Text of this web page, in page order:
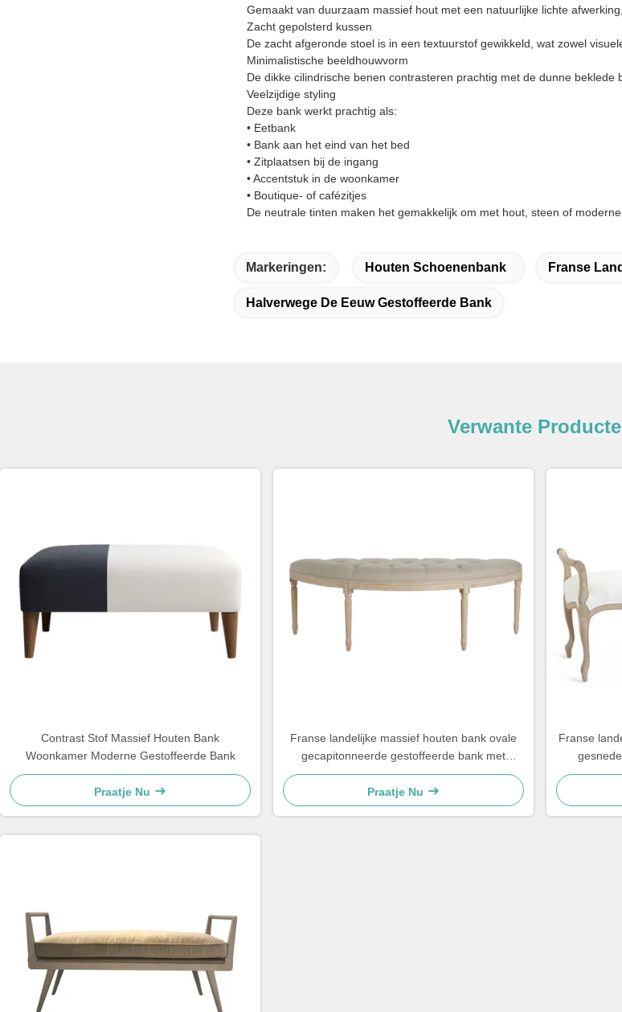
Gemaakt van duurzaam massief hout met een natuurlijke lichte
Zacht gepolsterd kussen
De zacht afgeronde stoel is in een textuurstof gewikkeld, wat zowel
Minimalistische beeldhouwvorm
De dikke cilindrische benen contrasteren prachtig met de dunne
Veelzijdige styling
Deze bank werkt prachtig als:
• Eetbank
• Bank aan het eind van het bed
• Zitplaatsen bij de ingang
• Accentstuk in de woonkamer
• Boutique- of cafézitjes
De neutrale tinten maken het gemakkelijk om met hout, steen of
Markeringen: Houten Schoenenbank Franse
Halverwege De Eeuw Gestoffeerde Bank
Verwante
Contrast Stof Massief Houten Bank
Woonkamer Moderne Gestoffeerde Bank
Praatje Nu
Franse landelijke massief houten bank ovale
gecapitonneerde gestoffeerde bank met
gesneden houten poten
Praatje Nu
Franse